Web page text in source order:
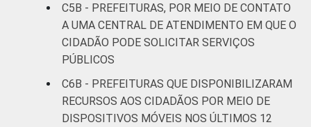
Fonte: CGI.br/NIC.br, Centro Regional de
Estudos para o Desenvolvimento da
Sociedade da Informação (Cetic.br),
Pesquisa sobre o uso das tecnologias de
informação e comunicação no setor público
brasileiro - TIC Governo Eletrônico 2023.
C5B - PREFEITURAS, POR MEIO DE CONTATO
A UMA CENTRAL DE ATENDIMENTO EM QUE O
CIDADÃO PODE SOLICITAR SERVIÇOS
PÚBLICOS
C6B - PREFEITURAS QUE DISPONIBILIZARAM
RECURSOS AOS CIDADÃOS POR MEIO DE
DISPOSITIVOS MÓVEIS NOS ÚLTIMOS 12